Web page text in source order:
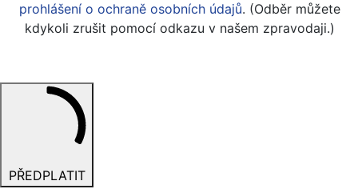
prohlášení o ochraně osobních údajů. (Odběr můžete
kdykoli zrušit pomocí odkazu v našem zpravodaji.)
PŘEDPLATIT